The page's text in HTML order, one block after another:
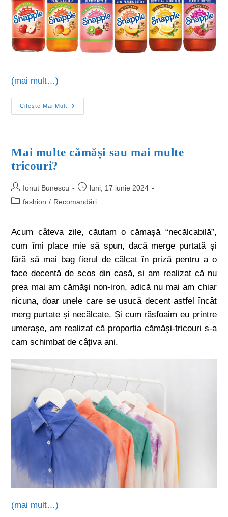
(mai mult…)
Citește Mai Mult
Mai multe cămăși sau mai multe
tricouri?
Ionut Bunescu
luni, 17 iunie 2024
fashion / Recomandări
Acum câteva zile, căutam o cămașă “necălcabilă”,
cum îmi place mie să spun, dacă merge purtată și
fără să mai bag fierul de călcat în priză pentru a o
face decentă de scos din casă, și am realizat că nu
prea mai am cămăși non-iron, adică nu mai am chiar
nicuna, doar unele care se usucă decent astfel încât
merg purtate și necălcate. Și cum răsfoaim eu printre
umerașe, am realizat că proporția cămăși-tricouri s-a
cam schimbat de câțiva ani.
(mai mult…)